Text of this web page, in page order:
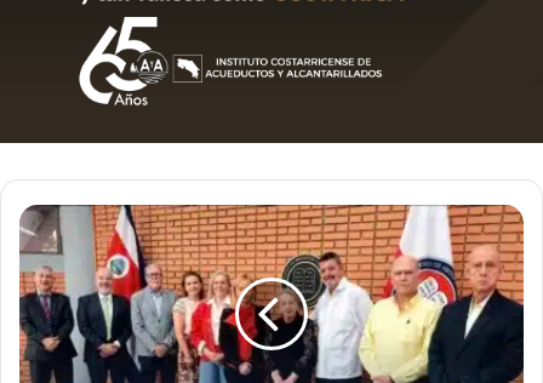
Gloria
Navas
Ana
Virginia
Calzada,
Álvaro